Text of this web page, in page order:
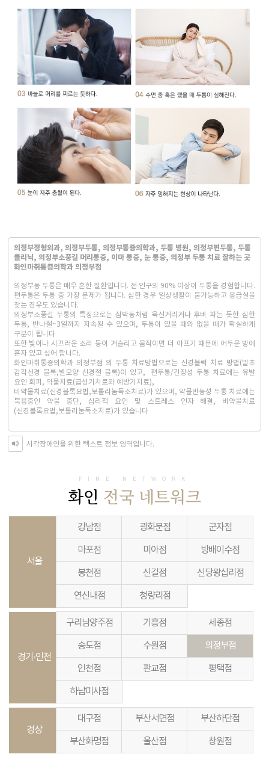
의정부정형외과, 의정부두통, 의정부통증의학과, 두통 병원, 의정부편두통, 두통
클리닉, 의정부소풍길 머리통증, 이마 통증, 눈 통증, 의정부 두통 치료 잘하는 곳
화인마취통증의학과 의정부점
의정부동 두통은 매우 흔한 질환입니다. 전 인구의 90% 이상이 두통을 경험합니다.
편두통은 두통 중 가장 문제가 됩니다. 심한 경우 일상생활이 불가능하고 응급실을
찾는 경우도 있습니다.
의정부소풍길 두통의 특징으로는 심박동처럼 욱신거리거나 후벼 파는 듯한 심한
두통, 반나절~3일까지 지속될 수 있으며, 두통이 있을 때와 없을 때가 확실하게
구분이 됩니다
또한 빛이나 시끄러운 소리 등이 거슬리고 움직이면 더 아프기 때문에 어두운 방에
혼자 있고 싶어 합니다.
화인마취통증의학과 의정부점 의 두통 치료방법으로는 신경블럭 치료 방법(말초
감각신경 블록,별모양 신경절 블록)이 있고, 편두통/긴장성 두통 치료에는 유발
요인 회피, 약물치료(급성기치료와 예방기치료),
비약물치료(신경블록요법,보톨리눔독소치료)가 있으며, 약물반동성 두통 치료에는
북용중인 약물 중단, 심리적 요인 및 스트레스 인자 해결, 비약물치료
(신경블록요법,보톨리눔독소치료)가 있습니다
시각장애인을 위한 텍스트 정보 영역입니다.
FINE NETWORK
화인 전국 네트워크
서울
강남점 광화문점 군자점
마포점 미아점 방배이수점
봉천점 신길점 신당왕십리점
연신내점 청량리점
경기·인천
구리남양주점 기흥점 세종점
송도점 수원점 의정부점
인천점 판교점 평택점
하남미사점
경상
대구점 부산서면점 부산하단점
부산화명점 울산점 창원점